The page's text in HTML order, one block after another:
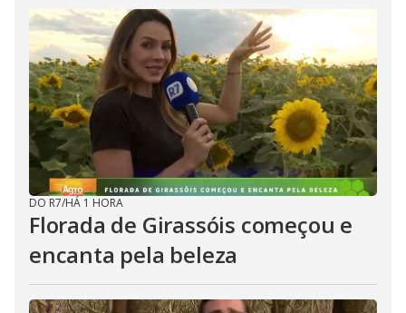
DO R7/HÁ 1 HORA
Florada de Girassóis começou e
encanta pela beleza